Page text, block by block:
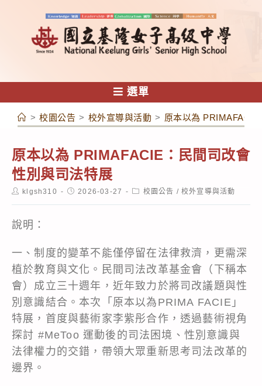
容
選單
> 校園公告 > 校外宣導與活動 > 原本以為
原本以為 PRIMAFACIE：民間司改會
性別與司法特展
Postklgsh310
Post2026-03-27
Post校園公告 / 校外宣導與活動
說明：
一、制度的變革不能僅停留在法律救濟，更需深
植於教育與文化。民間司法改革基金會（下稱本
會）成立三十週年，近年致力於將司改議題與性
別意識結合。本次「原本以為PRIMA FACIE」
特展，首度與藝術家李紫彤合作，透過藝術視角
探討 #MeToo 運動後的司法困境、性別意識與
法律權力的交錯，帶領大眾重新思考司法改革的
邊界。